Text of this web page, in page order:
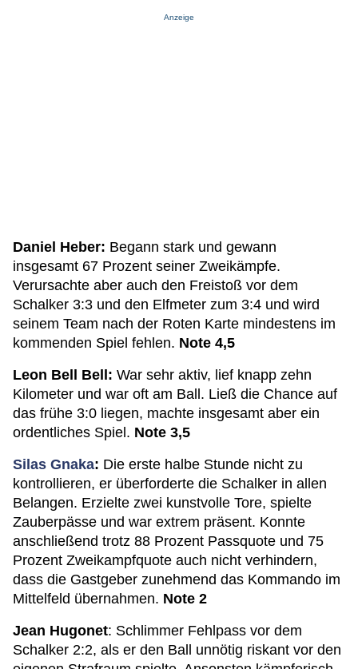
Anzeige
Daniel Heber: Begann stark und gewann
insgesamt 67 Prozent seiner Zweikämpfe.
Verursachte aber auch den Freistoß vor dem
Schalker 3:3 und den Elfmeter zum 3:4 und wird
seinem Team nach der Roten Karte mindestens im
kommenden Spiel fehlen. Note 4,5
Leon Bell Bell: War sehr aktiv, lief knapp zehn
Kilometer und war oft am Ball. Ließ die Chance auf
das frühe 3:0 liegen, machte insgesamt aber ein
ordentliches Spiel. Note 3,5
Silas Gnaka: Die erste halbe Stunde nicht zu
kontrollieren, er überforderte die Schalker in allen
Belangen. Erzielte zwei kunstvolle Tore, spielte
Zauberpässe und war extrem präsent. Konnte
anschließend trotz 88 Prozent Passquote und 75
Prozent Zweikampfquote auch nicht verhindern,
dass die Gastgeber zunehmend das Kommando im
Mittelfeld übernahmen. Note 2
Jean Hugonet: Schlimmer Fehlpass vor dem
Schalker 2:2, als er den Ball unnötig riskant vor den